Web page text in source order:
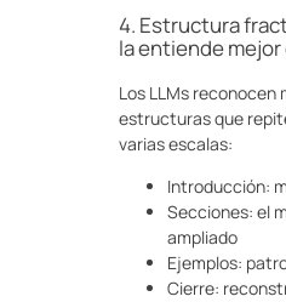
4. Estructura
la entiende
Los LLMs reconocen
estructuras que
varias escalas:
Introducción:
Secciones: el
ampliado
Ejemplos:
Cierre: